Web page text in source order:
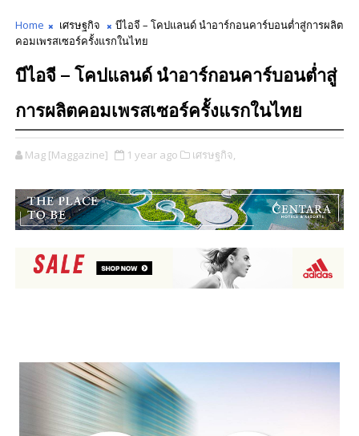
Home เศรษฐกิจ
บีไอจี – โคปแลนด์ นำอาร์กอนคาร์บอนต่ำสู่การผลิต
คอมเพรสเซอร์ครั้งแรกในไทย
บีไอจี – โคปแลนด์ นำอาร์กอนคาร์บอนต่ำสู่
การผลิตคอมเพรสเซอร์ครั้งแรกในไทย
Mag [Maggazine] 1 year ago เศรษฐกิจ,